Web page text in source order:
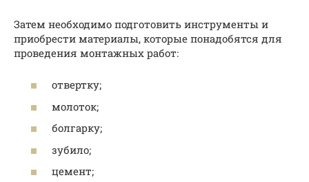
Затем необходимо подготовить инструменты и
приобрести материалы, которые понадобятся для
проведения монтажных работ:
отвертку;
молоток;
болгарку;
зубило;
цемент;